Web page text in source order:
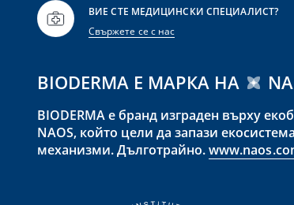
ВИЕ СТЕ МЕДИЦИНСКИ СПЕЦИАЛИСТ?
Свържете се с нас
BIODERMA Е МАРКА НА
BIODERMA е бранд изграден върху
NAOS, който цели да запази
механизми. Дълготрайно.